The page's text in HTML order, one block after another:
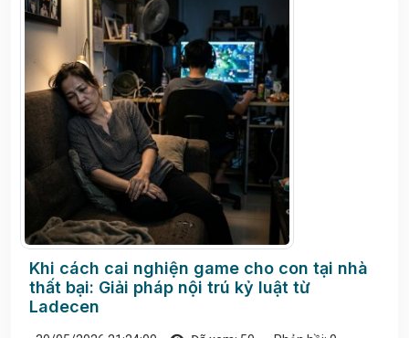
Khi cách cai nghiện game cho con tại nhà
thất bại: Giải pháp nội trú kỷ luật từ
Ladecen